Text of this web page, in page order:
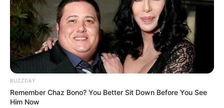
BUZZDAY
Remember Chaz Bono? You Better Sit Down Before You See
Him Now